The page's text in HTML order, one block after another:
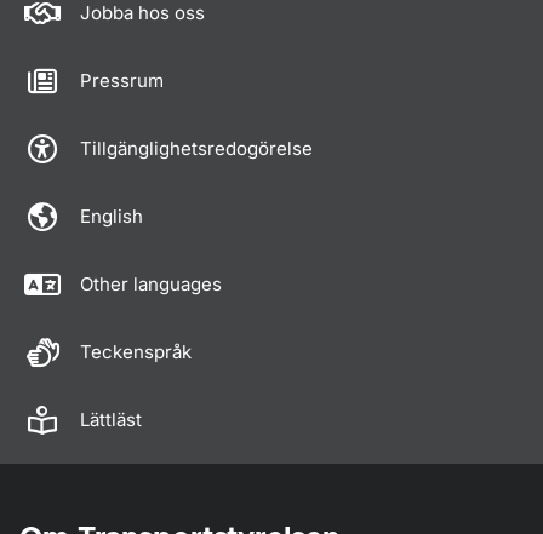
Jobba hos oss
Pressrum
Tillgänglighetsredogörelse
English
Other languages
Teckenspråk
Lättläst